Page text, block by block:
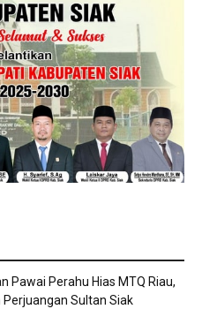
Pawai Perahu Hias MTQ Riau,
Sultan Siak